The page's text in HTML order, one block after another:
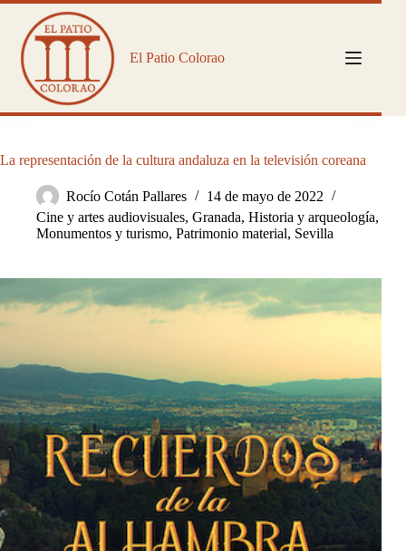
Saltar
contenido
El Patio Colorao
La representación de la cultura andaluza en la televisión coreana
Rocío Cotán Pallares
14 de mayo de 2022
Cine y artes audiovisuales, Granada, Historia y arqueología,
Monumentos y turismo, Patrimonio material, Sevilla